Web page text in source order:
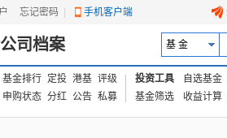
忘记密码 手机客户端
司档案 基 金
基金排行 定投 港基 评级
申购状态 分红 公告 私募
投资工具
自选基金
基金筛选
收益计算